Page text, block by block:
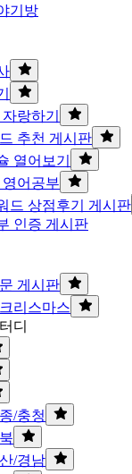
기방
랑하기
추천 게시판
열어보기
어공부
드 상점후기 게시판
인증 게시판
게시판
리스마스
디
/충청
/경남